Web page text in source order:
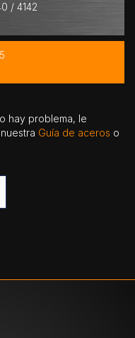
/ 4142
hay problema, le
Guía de aceros o